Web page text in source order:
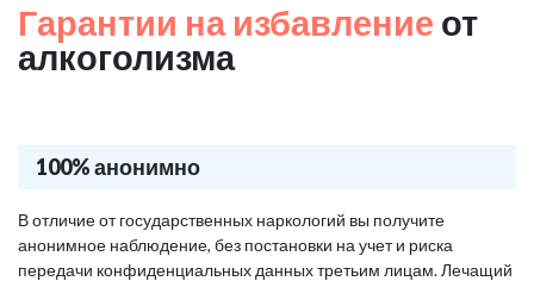
Гарантии на избавление от
алкоголизма
100% анонимно
В отличие от государственных наркологий вы получите
анонимное наблюдение, без постановки на учет и риска
передачи конфиденциальных данных третьим лицам. Лечащий